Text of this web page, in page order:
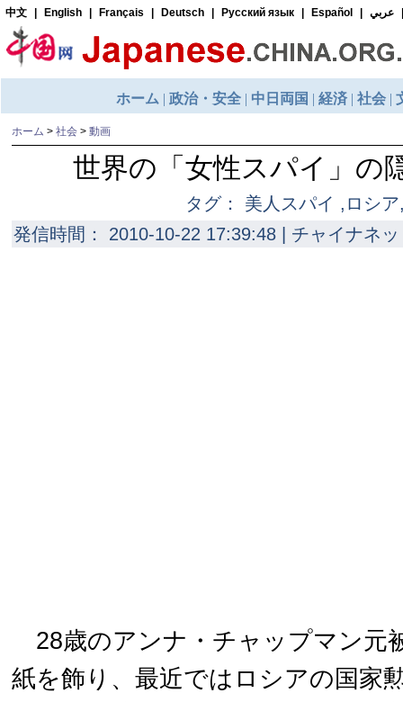
ホーム > 社会 > 動画
世界の「女性スパイ」の
タグ： 美人スパイ ,ロシ
発信時間： 2010-10-22 17:39:48 | チャイナネ
28歳のアンナ・チャップマン元
紙を飾り、最近ではロシアの国家